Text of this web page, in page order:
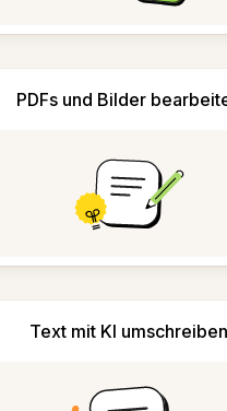
PDFs und Bilder
Text mit KI umschreiben